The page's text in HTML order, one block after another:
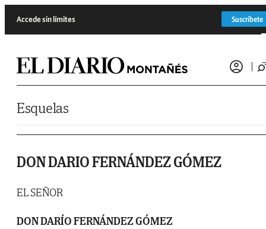
Accede sin límites Suscríbete
Esquelas
DON DARIO FERNÁNDEZ GÓMEZ
EL SEÑOR
DON DARÍO FERNÁNDEZ GÓMEZ